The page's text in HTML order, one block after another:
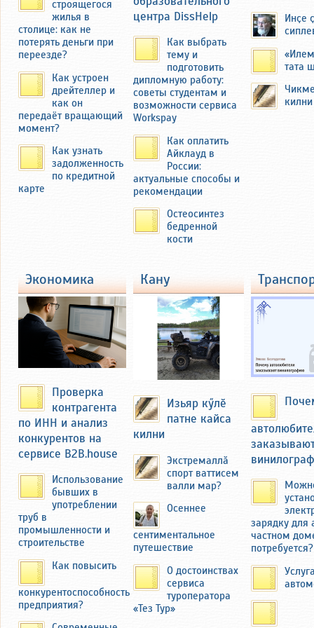
Семья Федоровых переехала в
другую деревню — Миснеры
Чебоксарского района ЧАССР.
В 2019 году автор этих строк побывал
около 40 соток. Там семья
выращивала картофель и ранние
зелень и овощи на продажу на
базаре в Чебоксарах и
Новочебоксарске. Продукцию
вывозили на мотоцикле с коляской
через мост над речкой Кукшум.
Николай Фёдоров вспоминал, как он
иногда, помогая отцу, сам продавал
овощи на базаре Чебоксар.
Миснеры — деревня небольшая.
Федоров учился в средней школе в
строящегося
жилья в
столице: как не
потерять деньги при
переезде?
Как устроен
дрейтеллер и
как он
передаёт вращающий
момент?
Как узнать
задолженность
по кредитной
карте
центра DissHelp
Как выбрать
тему и
подготовить
дипломную работу:
советы студентам и
возможности сервиса
Workspay
Как оплатить
Айклауд в
России:
актуальные способы и
рекомендации
Остеосинтез
бедренной
кости
Инҫе
тата
килни
экономика
Проверка
контрагента
по ИНН и анализ
конкурентов на
сервисе B2B.house
Использование
бывших в
употреблении
труб в
промышленности и
строительстве
Как повысить
конкурентоспособность
предприятия?
кану
Изьяр кӳлӗ
патне кайса
килни
Экстремаллӑ
спорт ваттисем
валли мар?
Осеннее
сентиментальное
путешествие
О достоинствах
сервиса
туроператора
«Тез Тур»
зарядку для
частном
потребуется?